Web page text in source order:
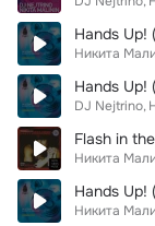
Hands Up!
Никита
Hands Up!
DJ Nejtrino
Никита
Hands Up!
Никита